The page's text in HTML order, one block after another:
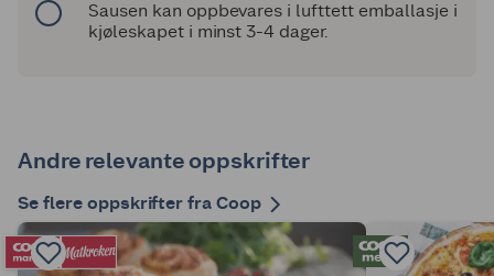
Sausen kan oppbevares i lufttett emballasje i
kjøleskapet i minst 3-4 dager.
Andre relevante oppskrifter
Se flere oppskrifter fra Coop